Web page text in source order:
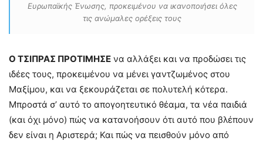
Ευρωπαϊκής Ένωσης, προκειμένου να ικανοποιήσει όλες
τις ανώμαλες ορέξεις τους
Ο ΤΣΙΠΡΑΣ ΠΡΟΤΙΜΗΣΕ να αλλάξει και να προδώσει τις
ιδέες τους, προκειμένου να μένει γαντζωμένος στου
Μαξίμου, και να ξεκουράζεται σε πολυτελή κότερα.
Μπροστά σ’ αυτό το απογοητευτικό θέαμα, τα νέα παιδιά
(και όχι μόνο) πώς να κατανοήσουν ότι αυτό που βλέπουν
δεν είναι η Αριστερά; Και πώς να πεισθούν μόνο από